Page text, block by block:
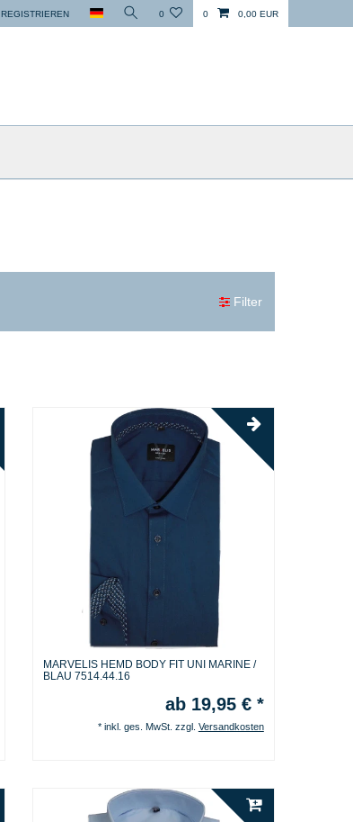
REGISTRIEREN 0 0 0,00 EUR
Filter
MARVELIS HEMD BODY FIT UNI MARINE /
BLAU 7514.44.16
ab 19,95 € *
* inkl. ges. MwSt. zzgl. Versandkosten